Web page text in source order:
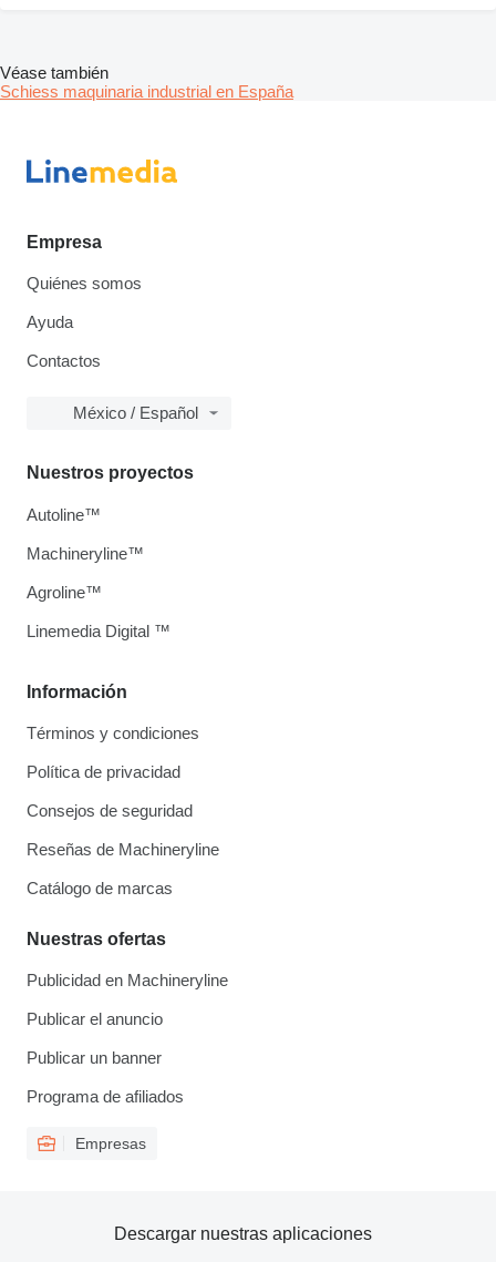
Véase también
Schiess maquinaria industrial en España
Empresa
Quiénes somos
Ayuda
Contactos
México / Español
Información
Términos y condiciones
Política de privacidad
Consejos de seguridad
Reseñas de Machineryline
Catálogo de marcas
Nuestras ofertas
Publicidad en Machineryline
Publicar el anuncio
Publicar un banner
Programa de afiliados
Empresas
Nuestros proyectos
Autoline™
Machineryline™
Agroline™
Linemedia Digital ™
Descargar nuestras aplicaciones